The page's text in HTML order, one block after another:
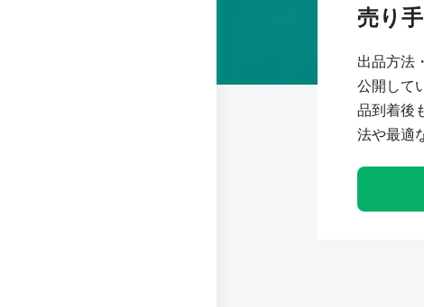
売り手
出品方法
公開して
品到着後
法や最適